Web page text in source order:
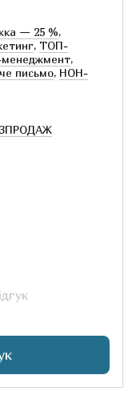
— 25 %,
, ТОП-
,
письмо, НОН-